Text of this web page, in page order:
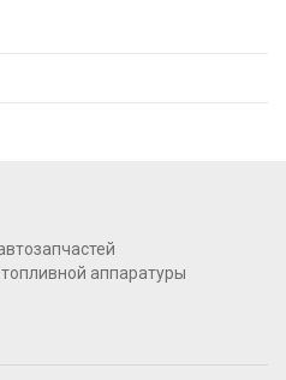
аппаратуры